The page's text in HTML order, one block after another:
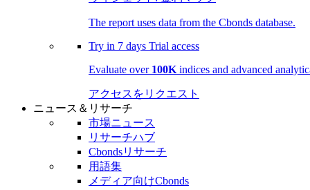
The report uses data from the Cbonds database.
Try in 7 days Trial access
Evaluate over 100K indices and advanced
アクセスをリクエスト
ニュース＆リサーチ
市場ニュース
リサーチハブ
Cbondsリサーチ
用語集
メディア向けCbonds